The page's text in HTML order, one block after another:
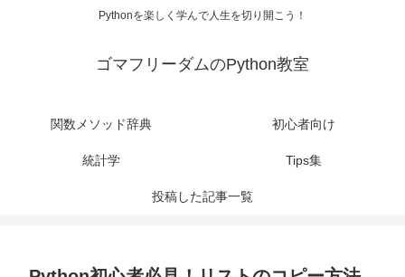
Pythonを楽しく学んで人生を切り開こう！
ゴマフリーダムのPython教室
関数メソッド辞典 初心者向け
統計学 Tips集
投稿した記事一覧